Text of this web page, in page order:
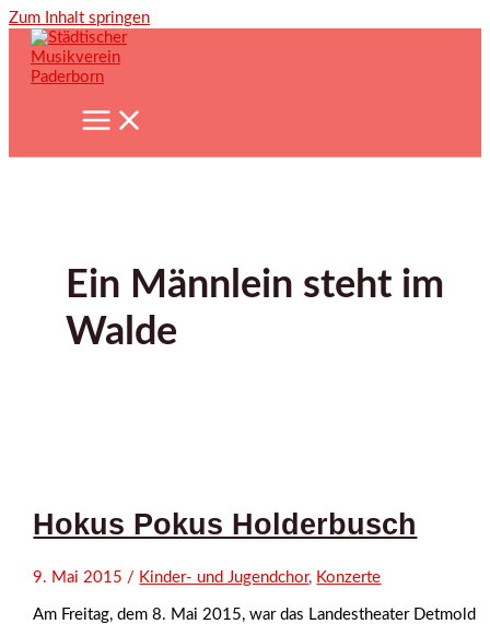
Zum Inhalt springen
Ein Männlein steht im
Walde
Hokus Pokus Holderbusch
9. Mai 2015 / Kinder- und Jugendchor, Konzerte
Am Freitag, dem 8. Mai 2015, war das Landestheater Detmold